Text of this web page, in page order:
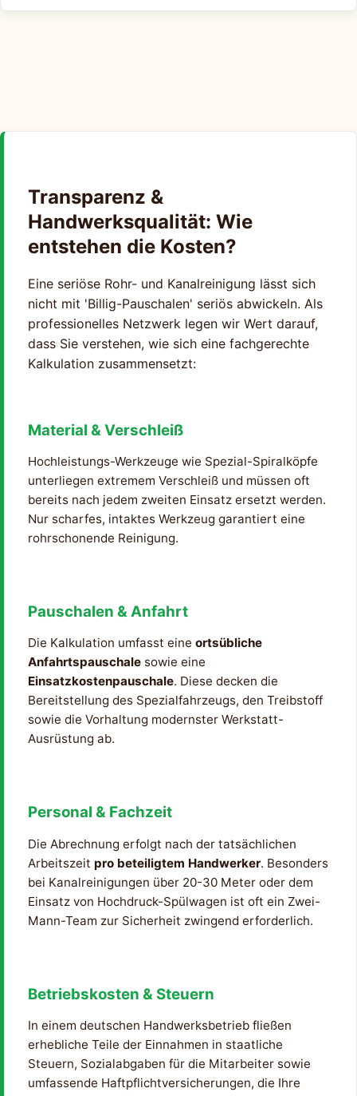
Transparenz &
Handwerksqualität: Wie
entstehen die Kosten?
Eine seriöse Rohr- und Kanalreinigung lässt sich
nicht mit 'Billig-Pauschalen' seriös abwickeln. Als
professionelles Netzwerk legen wir Wert darauf,
dass Sie verstehen, wie sich eine fachgerechte
Kalkulation zusammensetzt:
Material & Verschleiß
Hochleistungs-Werkzeuge wie Spezial-Spiralköpfe
unterliegen extremem Verschleiß und müssen oft
bereits nach jedem zweiten Einsatz ersetzt werden.
Nur scharfes, intaktes Werkzeug garantiert eine
rohrschonende Reinigung.
Pauschalen & Anfahrt
Die Kalkulation umfasst eine ortsübliche
Anfahrtspauschale sowie eine
Einsatzkostenpauschale. Diese decken die
Bereitstellung des Spezialfahrzeugs, den Treibstoff
sowie die Vorhaltung modernster Werkstatt-
Ausrüstung ab.
Personal & Fachzeit
Die Abrechnung erfolgt nach der tatsächlichen
Arbeitszeit pro beteiligtem Handwerker. Besonders
bei Kanalreinigungen über 20-30 Meter oder dem
Einsatz von Hochdruck-Spülwagen ist oft ein Zwei-
Mann-Team zur Sicherheit zwingend erforderlich.
Betriebskosten & Steuern
In einem deutschen Handwerksbetrieb fließen
erhebliche Teile der Einnahmen in staatliche
Steuern, Sozialabgaben für die Mitarbeiter sowie
umfassende Haftpflichtversicherungen, die Ihre